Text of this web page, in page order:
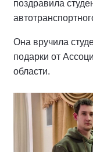
поздравила
Она вручила
подарки от
области.